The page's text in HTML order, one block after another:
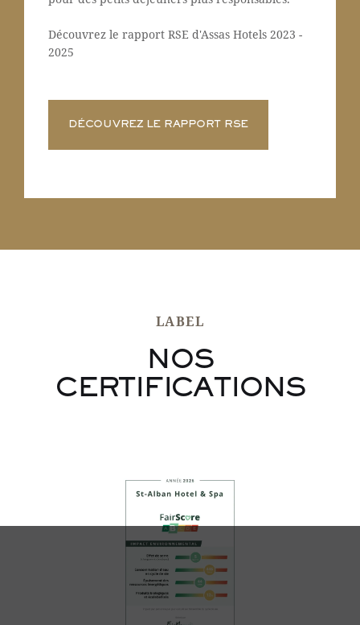
Découvrez le rapport RSE d'Assas Hotels 2023 -
2025
DÉCOUVREZ LE RAPPORT RSE
LABEL
NOS
CERTIFICATIONS